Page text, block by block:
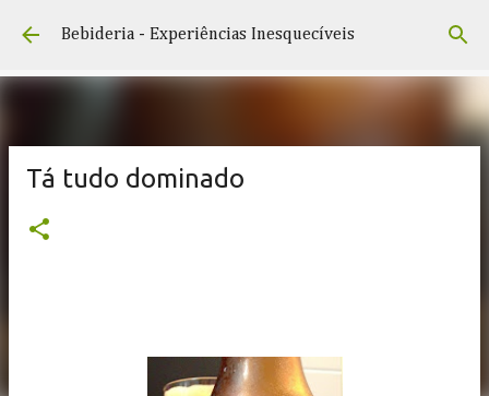
Pular para o conteúdo principal
Bebideria - Experiências Inesquecíveis
Tá tudo dominado